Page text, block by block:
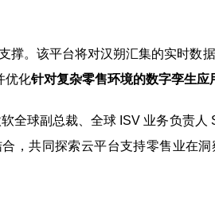
撑。该平台将对汉朔汇集的实时数
优化针对复杂零售环境的数字孪生应
全球副总裁、全球 ISV 业务负责人
，共同探索云平台支持零售业在